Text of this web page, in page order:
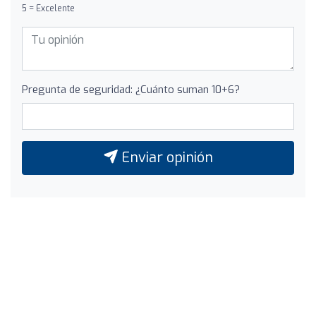
5 = Excelente
Pregunta de seguridad: ¿Cuánto suman 10+6?
Enviar opinión